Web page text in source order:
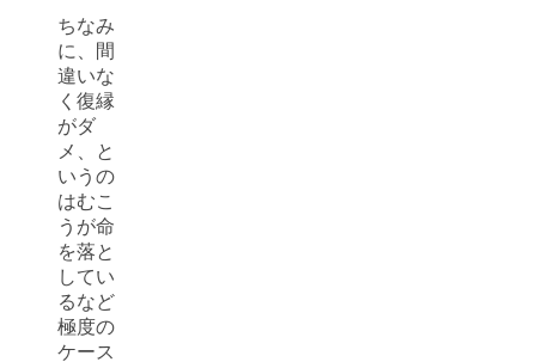
ちなみ
に、間
違いな
く復縁
がダ
メ、と
いうの
はむこ
うが命
を落と
してい
るなど
極度の
ケース